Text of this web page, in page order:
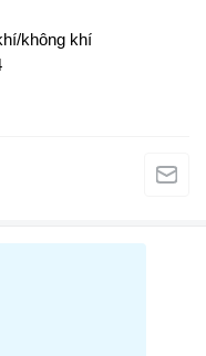
không khí